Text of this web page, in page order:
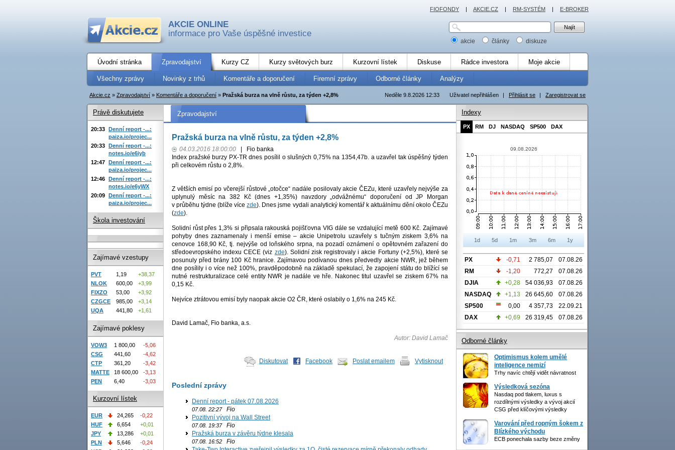
AKCIE ONLINE
informace pro Vaše úspěšné investice
akcie články diskuze
Úvodní stránka Zpravodajství Kurzy CZ Kurzy světových burz Kurzovní lístek Diskuse Rádce investora Moje akcie
Všechny zprávy Novinky z trhů Komentáře a doporučení Firemní zprávy Odborné články Analýzy
Uživatel nepřihlášen | Přihlásit se | Zaregistrovat se
Neděle 9.8.2026 12:33
Akcie.cz » Zpravodajství » Komentáře a doporučení » Pražská burza na vlně růstu, za týden +2,8%
Zpravodajství
Pražská burza na vlně růstu, za týden +2,8%
04.03.2016 18:00:00
Fio banka
Index pražské burzy PX-TR dnes posílil o slušných 0,75% na 1354,47b. a uzavřel tak úspěšný týden
při celkovém růstu o 2,8%.
Z větších emisí po včerejší růstové „otočce“ nadále posilovaly akcie ČEZu, které uzavřely nejvýše za
uplynulý měsíc na 382 Kč (dnes +1,35%) navzdory „odvážnému“ doporučení od JP Morgan
v průběhu týdne (blíže vícezde). Dnes jsme vydali analytický komentář k aktuálnímu dění okolo ČEZu
(zde).
Solidní růst přes 1,3% si připsala rakouská pojišťovna VIG dále se vzdalující metě 600 Kč. Zajímavé
pohyby dnes zaznamenaly i menší emise – akcie Unipetrolu uzavřely s tučným ziskem 3,6% na
cenovce 168,90 Kč, tj. nejvýše od loňského srpna, na pozadí oznámení o opětovném zařazení do
středoevropského indexu CECE (viz zde). Solidní zisk registrovaly i akcie Fortuny (+2,5%), které se
posunuly před brány 100 Kč hranice. Zajímavou podívanou dnes předvedly akcie NWR, jež během
dne posílily i o více než 100%, pravděpodobně na základě spekulací, že zapojení státu do blížící se
nutné restrukturalizace celé entity NWR je nadále ve hře. Nakonec titul uzavřel se ziskem 67% na
0,15 Kč.
Nejvíce ztrátovou emisí byly naopak akcie O2 ČR, které oslabily o 1,6% na 245 Kč.
David Lamač, Fio banka, a.s.
Autor: David Lamač
Diskutovat Facebook Poslat emailem Vytisknout
Poslední zprávy
Denní report - pátek 07.08.2026
07.08. 22:27Fio
Pozitivní vývoj na Wall Street
07.08. 19:37Fio
Pražská burza v závěru týdne klesala
07.08. 16:52 Fio
Právě diskutujete
20:33 Denní report -...:
paiza.io/projec...
20:33 Denní report -...:
notes.io/e6iyb
12:47 Denní report -...:
paiza.io/projec...
12:46 Denní report -...:
notes.io/e6yWX
20:09 Denní report -...:
paiza.io/projec...
Škola investování
Zajímavé vzestupy
PVT 1,19
+38,37
NLOK
600,00
+3,99
FIXZO
53,00
+3,92
CZGCE
985,00
+3,14
UQA
441,80 +1,61
Zajímavé poklesy
VOW3 1 800,00
-5,06
CSG
441,60
-4,62
CTP
361,20
-3,42
MATTE
18 600,00
-3,13
PEN
6,40 -3,03
Kurzovní lístek
EUR 24,265
-0,22
HUF
6,654
+0,01
JPY
13,286
+0,01
PLN
5,646
-0,24
Indexy
PX RM DJ NASDAQ SP500 DAX
09.08.2026
1d 5d 1m 3m 6m 1y
PX -0,71 2 785,07
07.08.26
RM
-1,20 772,27
07.08.26
DJIA
+0,28 54 036,93
07.08.26
NASDAQ
+1,13 26 645,60
07.08.26
SP500
0,00 4 357,73
22.09.21
DAX
+0,69 26 319,45 07.08.26
Odborné články
Optimismus kolem umělé
inteligence nemizí
Trhy navíc chtějí vidět návratnost
Výsledková sezóna
Nasdaq pod tlakem, luxus s
rozdílnými výsledky a vývoj akcií
CSG před klíčovými výsledky
Varování před ropným šokem z
Blízkého východu
ECB ponechala sazby beze změny
FIOFONDY | AKCIE.CZ | RM-SYSTÉM | E-BROKER